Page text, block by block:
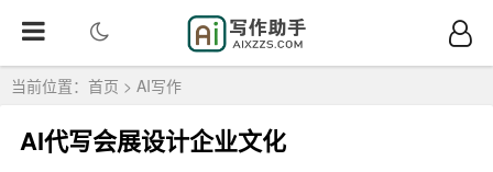
当前位置： 首页 > AI写作
AI代写会展设计企业文化